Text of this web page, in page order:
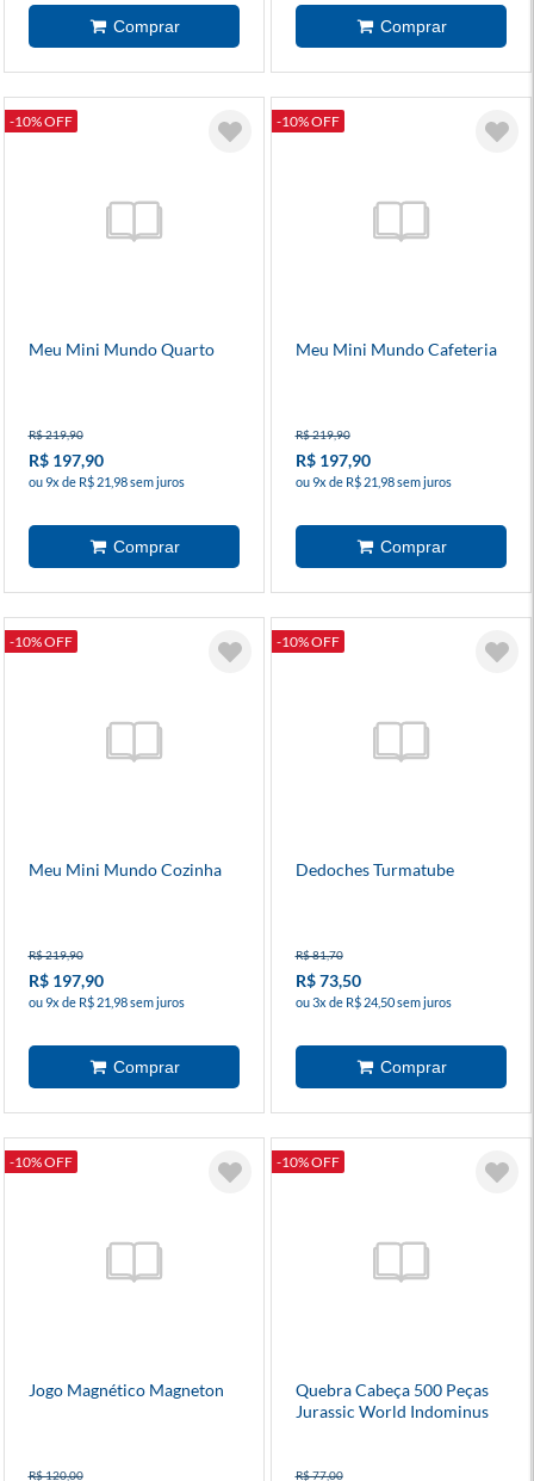
-10% OFF
Meu Mini Mundo Quarto
R$ 219,90
R$ 197,90
ou 9x de R$ 21,98 sem juros
-10% OFF
Meu Mini Mundo Cafeteria
R$ 219,90
R$ 197,90
ou 9x de R$ 21,98 sem juros
-10% OFF
Meu Mini Mundo Cozinha
R$ 219,90
R$ 197,90
ou 9x de R$ 21,98 sem juros
-10% OFF
Dedoches Turmatube
R$ 81,70
R$ 73,50
ou 3x de R$ 24,50 sem juros
-10% OFF
Jogo Magnético Magneton
R$ 120,00
-10% OFF
Quebra Cabeça 500 Peças
Jurassic World Indominus
R$ 77,00